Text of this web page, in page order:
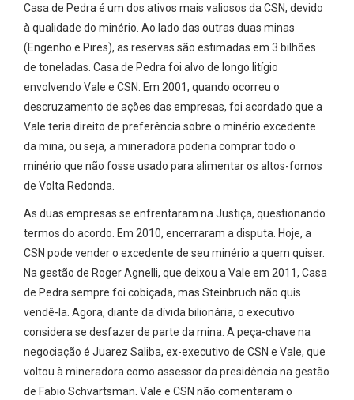
Casa de Pedra é um dos ativos mais valiosos da CSN, devido
à qualidade do minério. Ao lado das outras duas minas
(Engenho e Pires), as reservas são estimadas em 3 bilhões
de toneladas. Casa de Pedra foi alvo de longo litígio
envolvendo Vale e CSN. Em 2001, quando ocorreu o
descruzamento de ações das empresas, foi acordado que a
Vale teria direito de preferência sobre o minério excedente
da mina, ou seja, a mineradora poderia comprar todo o
minério que não fosse usado para alimentar os altos-fornos
de Volta Redonda.
As duas empresas se enfrentaram na Justiça, questionando
termos do acordo. Em 2010, encerraram a disputa. Hoje, a
CSN pode vender o excedente de seu minério a quem quiser.
Na gestão de Roger Agnelli, que deixou a Vale em 2011, Casa
de Pedra sempre foi cobiçada, mas Steinbruch não quis
vendê-la. Agora, diante da dívida bilionária, o executivo
considera se desfazer de parte da mina. A peça-chave na
negociação é Juarez Saliba, ex-executivo de CSN e Vale, que
voltou à mineradora como assessor da presidência na gestão
de Fabio Schvartsman. Vale e CSN não comentaram o